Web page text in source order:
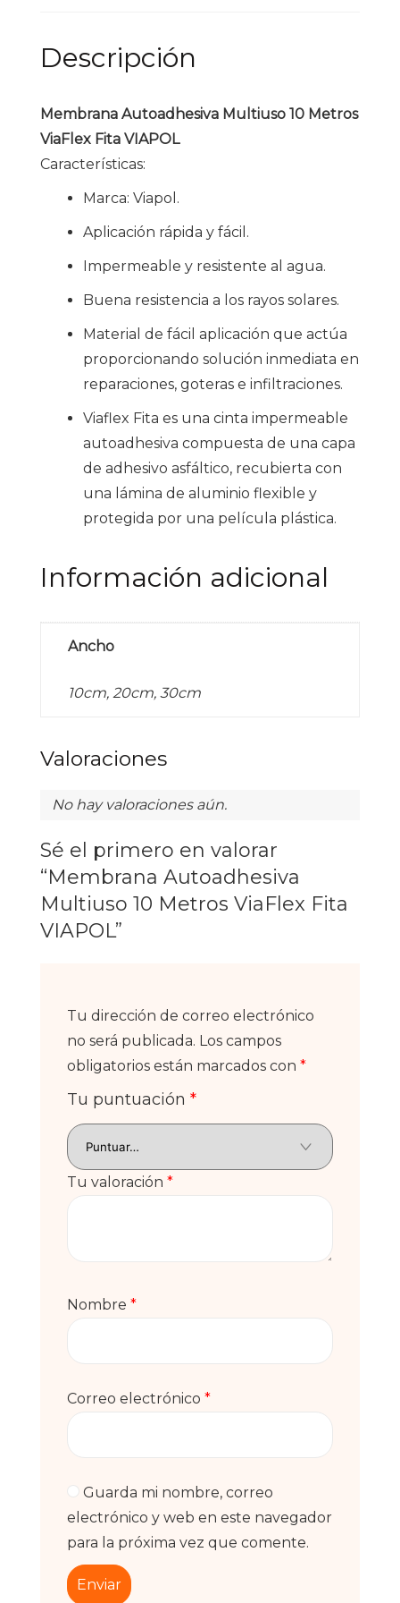
Descripción
Membrana Autoadhesiva Multiuso 10 Metros
ViaFlex Fita VIAPOL
Características:
Marca: Viapol.
Aplicación rápida y fácil.
Impermeable y resistente al agua.
Buena resistencia a los rayos solares.
Material de fácil aplicación que actúa
proporcionando solución inmediata en
reparaciones, goteras e infiltraciones.
Viaflex Fita es una cinta impermeable
autoadhesiva compuesta de una capa
de adhesivo asfáltico, recubierta con
una lámina de aluminio flexible y
protegida por una película plástica.
Información adicional
Ancho
10cm, 20cm, 30cm
Valoraciones
No hay valoraciones aún.
Sé el primero en valorar
“Membrana Autoadhesiva
Multiuso 10 Metros ViaFlex Fita
VIAPOL”
Tu dirección de correo electrónico
no será publicada. Los campos
obligatorios están marcados con *
Tu puntuación *
Tu valoración *
Nombre *
Correo electrónico *
Guarda mi nombre, correo
electrónico y web en este navegador
para la próxima vez que comente.